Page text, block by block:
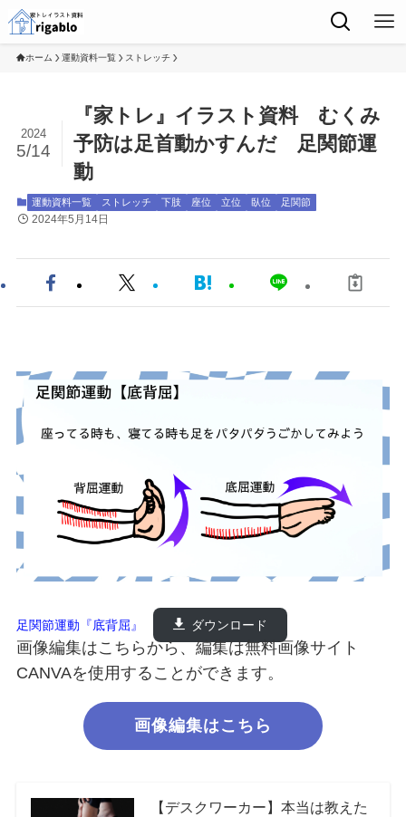
ホーム 運動資料一覧 ストレッチ
『家トレ』イラスト資料 むくみ
予防は足首動かすんだ 足関節運
動
2024
5/14
運動資料一覧 ストレッチ 下肢 座位 立位 臥位 足関節
2024年5月14日
足関節運動『底背屈』 ダウンロード
画像編集はこちらから、編集は無料画像サイト
CANVAを使用することができます。
画像編集はこちら
【デスクワーカー】本当は教えた